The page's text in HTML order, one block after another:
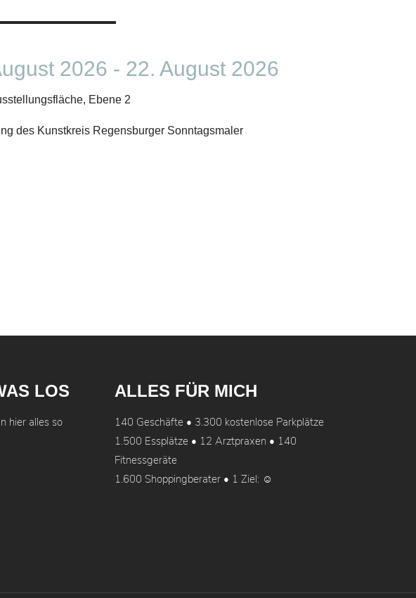
2026 - 22. August 2026
Ebene 2
des Kunstkreis Regensburger Sonntagsmaler
LOS
hier alles so
ALLES FÜR MICH
140 Geschäfte • 3.300 kostenlose Parkplätze
1.500 Essplätze • 12 Arztpraxen • 140
Fitnessgeräte
1.600 Shoppingberater • 1 Ziel: ☺